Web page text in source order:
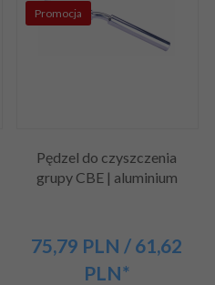
Promocja
Pędzel do czyszczenia
grupy CBE | aluminium
75,79 PLN / 61,62
PLN*